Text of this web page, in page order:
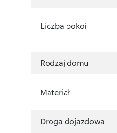
Liczba pokoi
Rodzaj domu
Materiał
Droga dojazdowa